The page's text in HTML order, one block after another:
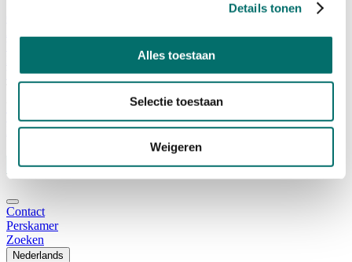
Details tonen
Alles toestaan
Selectie toestaan
Weigeren
Vacatures
Ticket kopen voor Horecava
TICKETS HORECAVA
NIEUWSBRIEF
Contact
Perskamer
Zoeken
Nederlands